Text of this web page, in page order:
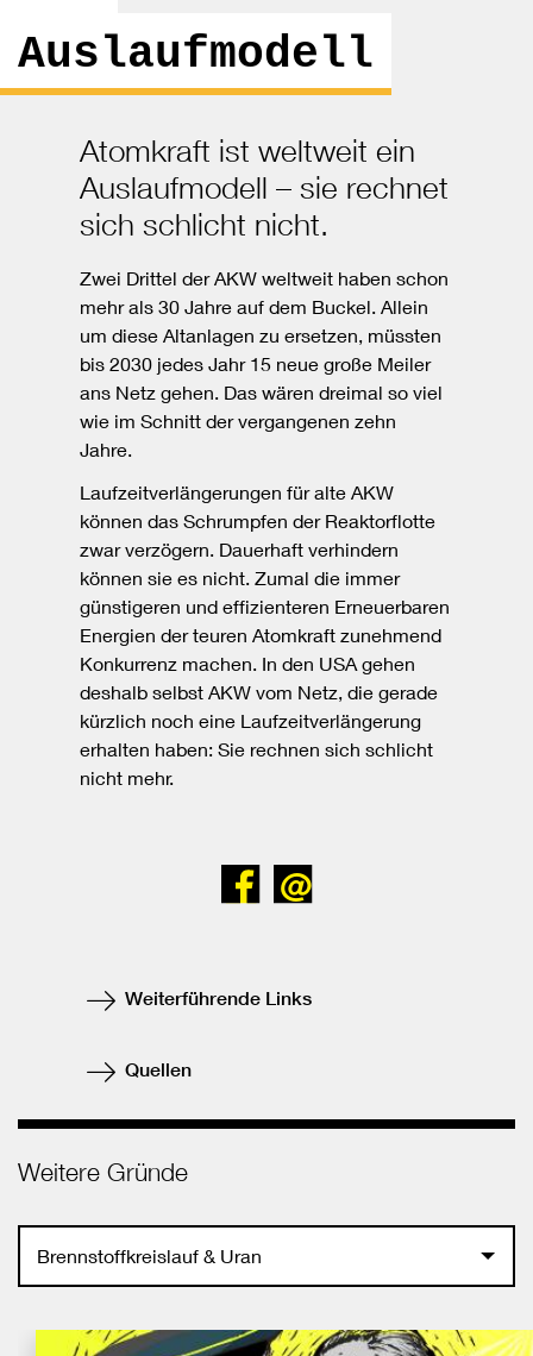
Auslaufmodell
Atomkraft ist weltweit ein
Auslaufmodell – sie rechnet
sich schlicht nicht.
Zwei Drittel der AKW weltweit haben schon
mehr als 30 Jahre auf dem Buckel. Allein
um diese Altanlagen zu ersetzen, müssten
bis 2030 jedes Jahr 15 neue große Meiler
ans Netz gehen. Das wären dreimal so viel
wie im Schnitt der vergangenen zehn
Jahre.
Laufzeitverlängerungen für alte AKW
können das Schrumpfen der Reaktorflotte
zwar verzögern. Dauerhaft verhindern
können sie es nicht. Zumal die immer
günstigeren und effizienteren Erneuerbaren
Energien der teuren Atomkraft zunehmend
Konkurrenz machen. In den USA gehen
deshalb selbst AKW vom Netz, die gerade
kürzlich noch eine Laufzeitverlängerung
erhalten haben: Sie rechnen sich schlicht
nicht mehr.
Bei
teilen
Senden
Weiterführende Links
Quellen
Weitere Gründe
Brennstoffkreislauf & Uran